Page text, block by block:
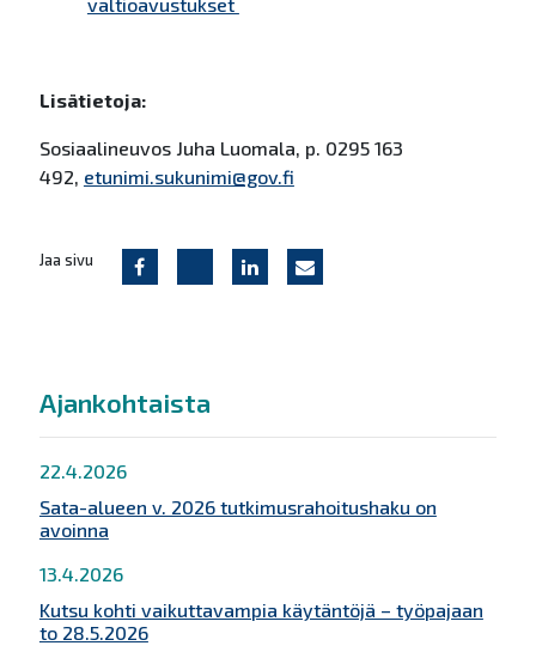
valtioavustukset
Lisätietoja:
Sosiaalineuvos Juha Luomala, p. 0295 163
492, etunimi.sukunimi@gov.fi
Jaa sivu
Ajankohtaista
22.4.2026
Sata-alueen v. 2026 tutkimusrahoitushaku on
avoinna
13.4.2026
Kutsu kohti vaikuttavampia käytäntöjä – työpajaan
to 28.5.2026